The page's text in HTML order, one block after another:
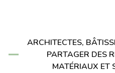
ARCHITECTES,
PARTAGER DES
MATÉRIAUX ET